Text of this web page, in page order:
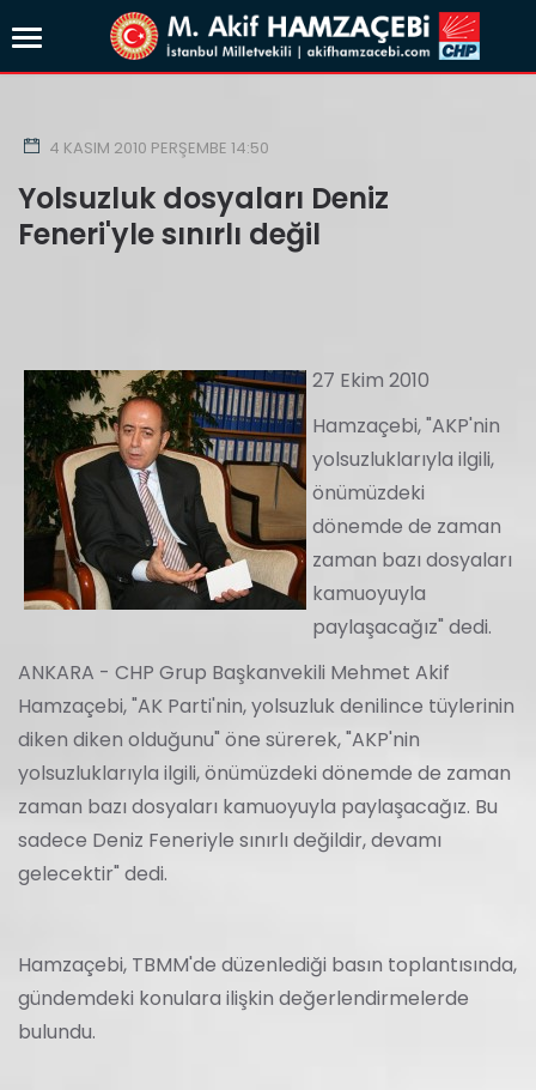
4 KASIM 2010 PERŞEMBE 14:50
Yolsuzluk dosyaları Deniz
Feneri'yle sınırlı değil
27 Ekim 2010
Hamzaçebi, "AKP'nin
yolsuzluklarıyla ilgili,
önümüzdeki
dönemde de zaman
zaman bazı dosyaları
kamuoyuyla
paylaşacağız" dedi.
ANKARA - CHP Grup Başkanvekili Mehmet Akif
Hamzaçebi, "AK Parti'nin, yolsuzluk denilince tüylerinin
diken diken olduğunu" öne sürerek, "AKP'nin
yolsuzluklarıyla ilgili, önümüzdeki dönemde de zaman
zaman bazı dosyaları kamuoyuyla paylaşacağız. Bu
sadece Deniz Feneriyle sınırlı değildir, devamı
gelecektir" dedi.
Hamzaçebi, TBMM'de düzenlediği basın toplantısında,
gündemdeki konulara ilişkin değerlendirmelerde
bulundu.